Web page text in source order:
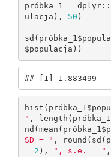
próbka_1 =
ulacja), 50 )
$populacja))
## [1] 1.883499
" ,
SD = " ,
= 2 ), ", s.e. = "